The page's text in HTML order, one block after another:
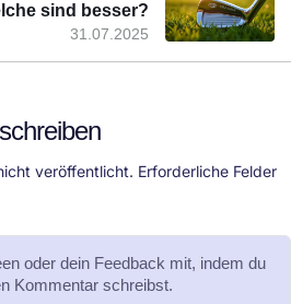
31.07.2025
sind besser?
veröffentlicht. Erforderliche Felder